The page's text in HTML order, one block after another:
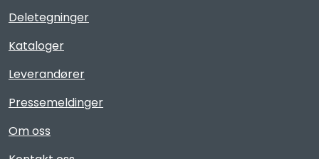
Deletegninger
Kataloger
Leverandører
Pressemeldinger
Om oss